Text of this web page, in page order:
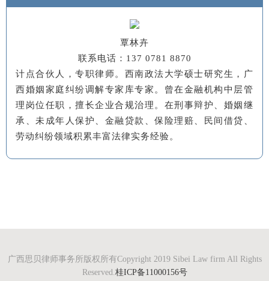
覃林卉
联系电话：137 0781 8870
计点合伙人，专职律师。西南政法大学硕士研究生，广
西婚姻家庭纠纷调解专家库专家。曾在金融机构中层管
理岗位任职，擅长企业合规治理。在刑事辩护、婚姻继
承、未成年人保护、金融贷款、保险理赔、民间借贷、
劳动纠纷领域积累丰富法律实务经验。
广西思贝律师事务所版权所有Copyright 2019 Sibei Law firm All Rights
Reserved. 桂ICP备11000156号